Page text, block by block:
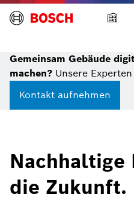
Gemeinsam Gebäude
machen? Unsere
Kontakt aufnehmen
Nachhaltige
die Zukunft.